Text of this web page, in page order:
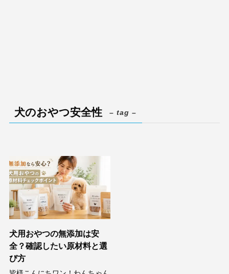
犬のおやつ安全性 – tag –
犬用おやつの無添加は安
全？確認したい原材料と選
び方